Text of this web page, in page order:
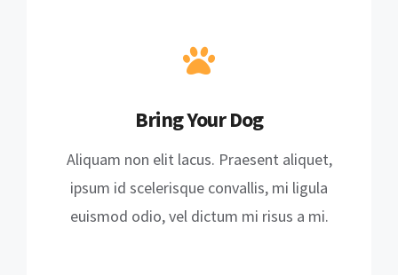
Bring Your Dog
Aliquam non elit lacus. Praesent aliquet,
ipsum id scelerisque convallis, mi ligula
euismod odio, vel dictum mi risus a mi.